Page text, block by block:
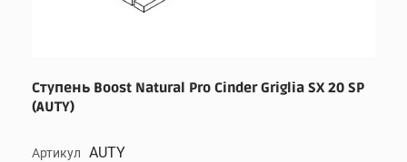
Ступень Boost Natural Pro Cinder Griglia SX 20 SP
(AUTY)
Артикул AUTY